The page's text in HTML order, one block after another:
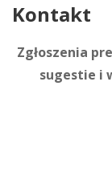
Kontakt
Zgłoszenia
sugestie i